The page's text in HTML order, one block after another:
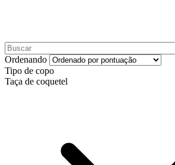
Ordenando
Tipo de copo
Taça de coquetel